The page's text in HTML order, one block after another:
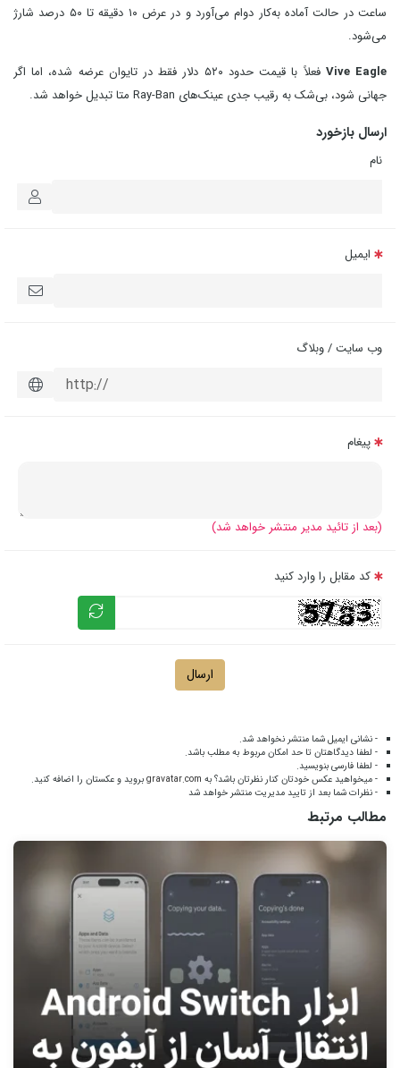
ساعت در حالت آماده‌ به‌کار دوام می‌آورد و در عرض ۱۰ دقیقه تا ۵۰ درصد شارژ
می‌شود.
Vive Eagle
فعلاً با قیمت حدود ۵۲۰ دلار فقط در تایوان عرضه شده، اما اگر
جهانی شود، بی‌شک به رقیب جدی عینک‌های Ray-Ban متا تبدیل خواهد شد.
ارسال بازخورد
نام
ایمیل
وب سایت / وبلاگ
پیغام
(بعد از تائید مدیر منتشر خواهد شد)
کد مقابل را وارد کنید
ارسال
- نشانی ایمیل شما منتشر نخواهد شد.
- لطفا دیدگاهتان تا حد امکان مربوط به مطلب باشد.
- لطفا فارسی بنویسید.
- میخواهید عکس خودتان کنار نظرتان باشد؟ به gravatar.com بروید و عکستان را اضافه کنید.
- نظرات شما بعد از تایید مدیریت منتشر خواهد شد
مطالب مرتبط